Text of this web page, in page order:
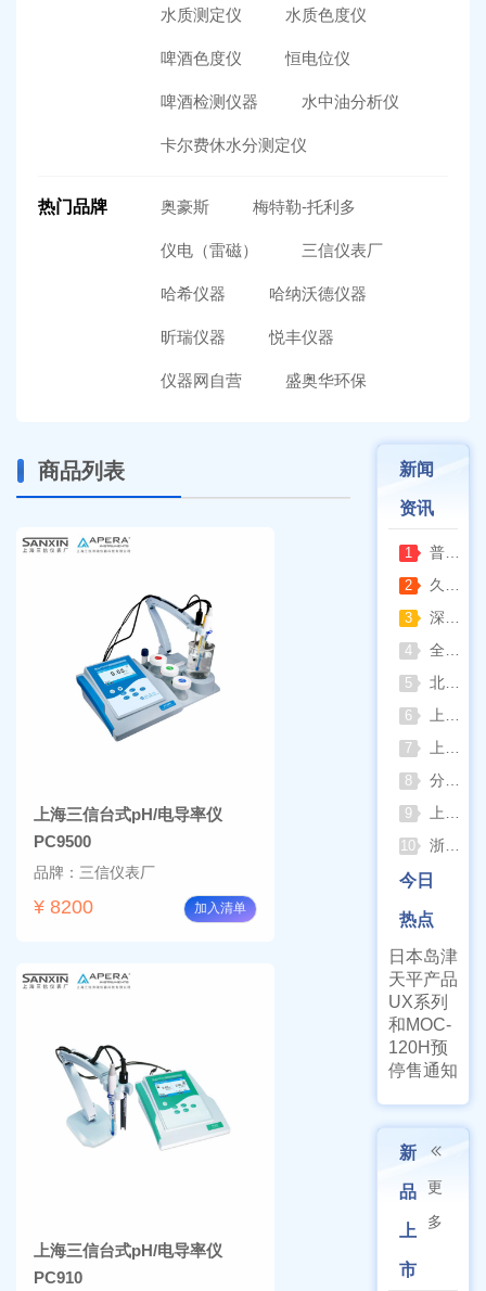
水质测定仪 水质色度仪
啤酒色度仪 恒电位仪
啤酒检测仪器 水中油分析仪
卡尔费休水分测定仪
热门品牌 奥豪斯 梅特勒-托利多
仪电（雷磁） 三信仪表厂
哈希仪器 哈纳沃德仪器
昕瑞仪器 悦丰仪器
仪器网自营 盛奥华环保
商品列表
上海三信台式pH/电导率仪
PC9500
品牌：三信仪表厂
¥ 8200 加入清单
上海三信台式pH/电导率仪
PC910
新闻
资讯
1 普通烘箱和耐腐蚀烘箱区分
2 久兴医疗高压蒸汽灭菌器：制药科研灭菌的可靠之选
3 深那静音超声波清洗仪：科研洁净新标准，安静高效更安心
4 全自动凯氏定氮仪测定焦炭中氮 上海纤检助力焦化行业精准检测
5 北京六一电泳仪完整选型指南（分电泳槽 + 电源两大模块，按实验场景直接匹配）
6 上海仪电吸光光度法和荧光分析法的异同
7 上海佑科GC-7860系列网络化气相色谱仪
8 分清生物安全柜与洁净工作台 苏州安泰科普两类设备差异
9 上海申安灭菌器外排、内排与干燥功能全解析
10 浙江孚夏：打造合规可靠的实验室洁净装备
今日
热点
日本岛津
天平产品
UX系列
和MOC-
120H预
停售通知
新
品
上
市
更
多